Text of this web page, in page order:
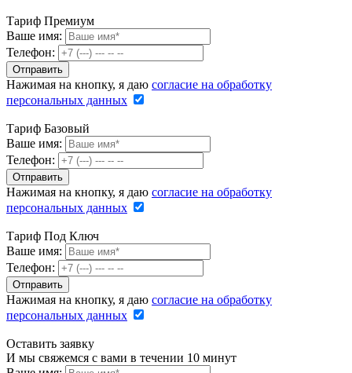
Тариф Премиум
Ваше имя:
Телефон:
Нажимая на кнопку, я даю согласие на обработку
персональных данных
Тариф Базовый
Ваше имя:
Телефон:
Нажимая на кнопку, я даю согласие на обработку
персональных данных
Тариф Под Ключ
Ваше имя:
Телефон:
Нажимая на кнопку, я даю согласие на обработку
персональных данных
Оставить заявку
И мы свяжемся с вами в течении 10 минут